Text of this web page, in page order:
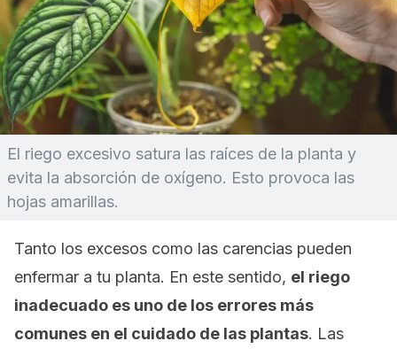
El riego excesivo satura las raíces de la planta y
evita la absorción de oxígeno. Esto provoca las
hojas amarillas.
Tanto los excesos como las carencias pueden
enfermar a tu planta. En este sentido, el riego
inadecuado es uno de los errores más
comunes en el cuidado de las plantas. Las